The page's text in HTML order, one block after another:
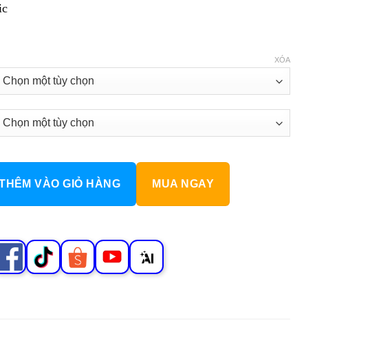
XÓA
Ray Kéo COB H85 số lượng
VÀO GIỎ HÀNG MUA NGAY